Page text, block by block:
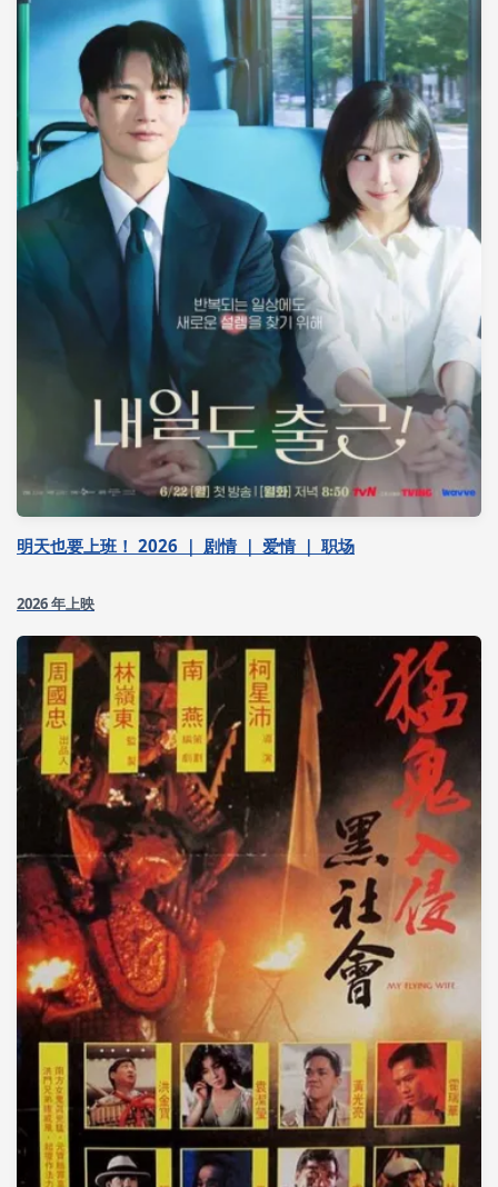
明天也要上班！ 2026 ｜ 剧情 ｜ 爱情 ｜ 职场
2026 年上映